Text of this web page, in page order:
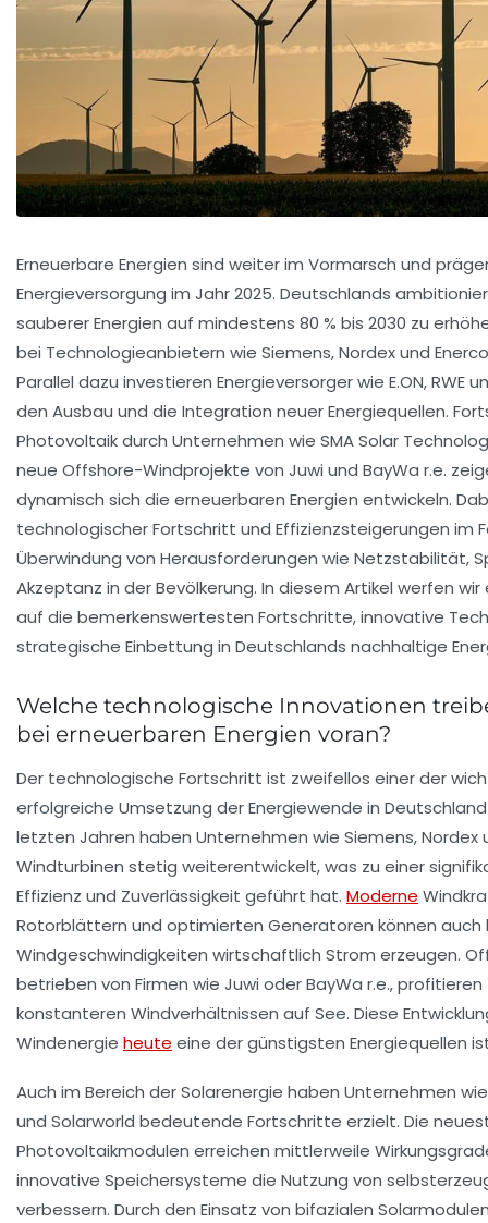
Erneuerbare Energien sind weiter im Vormarsch und
Energieversorgung im Jahr 2025. Deutschlands
sauberer Energien auf mindestens 80 % bis 2030 zu
bei Technologieanbietern wie Siemens, Nordex und
Parallel dazu investieren Energieversorger wie E.ON, RWE
den Ausbau und die Integration neuer Energiequellen.
Photovoltaik durch Unternehmen wie SMA Solar
neue Offshore-Windprojekte von Juwi und BayWa r.e.
dynamisch sich die erneuerbaren Energien entwickeln.
technologischer Fortschritt und Effizienzsteigerungen im
Überwindung von Herausforderungen wie Netzstabilität,
Akzeptanz in der Bevölkerung. In diesem Artikel werfen
auf die bemerkenswertesten Fortschritte, innovative
strategische Einbettung in Deutschlands nachhaltige
Welche technologische Innovationen
bei erneuerbaren Energien voran?
Der technologische Fortschritt ist zweifellos einer der
erfolgreiche Umsetzung der Energiewende in
letzten Jahren haben Unternehmen wie Siemens, Nordex
Windturbinen stetig weiterentwickelt, was zu einer
Effizienz und Zuverlässigkeit geführt hat. Moderne
Rotorblättern und optimierten Generatoren können auch
Windgeschwindigkeiten wirtschaftlich Strom erzeugen.
betrieben von Firmen wie Juwi oder BayWa r.e.,
konstanteren Windverhältnissen auf See. Diese
Windenergie heute eine der günstigsten Energiequellen
Auch im Bereich der Solarenergie haben Unternehmen
und Solarworld bedeutende Fortschritte erzielt. Die
Photovoltaikmodulen erreichen mittlerweile
innovative Speichersysteme die Nutzung von
verbessern. Durch den Einsatz von bifazialen